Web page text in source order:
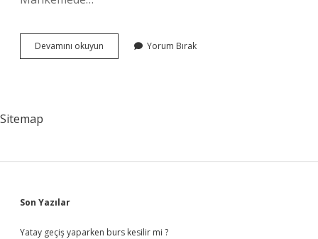
Devamını okuyun Mahkeme
Salonlarında
Yorum Bırak
Sitemap
Sidebar
Son Yazılar
Yatay geçiş yaparken burs kesilir mi ?